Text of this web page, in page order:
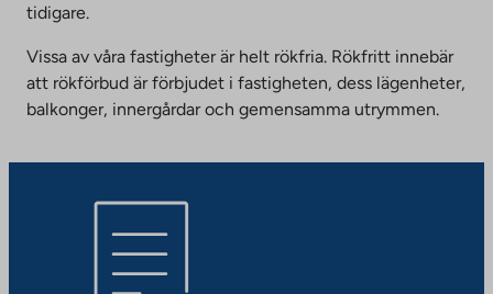
tidigare.
Vissa av våra fastigheter är helt rökfria. Rökfritt innebär
att rökförbud är förbjudet i fastigheten, dess lägenheter,
balkonger, innergårdar och gemensamma utrymmen.